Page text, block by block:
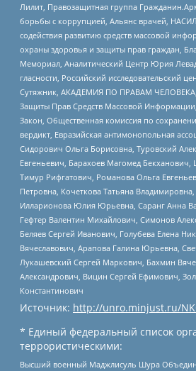
Лилит, Правозащитная группа
борьбы с коррупцией, Альянс врачей,
содействия развитию средств массовой
охраны здоровья и защиты прав граждан,
Мемориал, Аналитический Центр Юрия
гласности, Российский исследовательский
Сутяжник, АКАДЕМИЯ ПО ПРАВАМ ЧЕЛОВЕКА,
Защиты Прав Средств Массовой
Закон, Общественная комиссия по
вердикт, Евразийская антимонопольная
Сидорович Ольга Борисовна, Туровский
Евгеньевич, Барахоев Магомед
Тимур Рифгатович, Романова Ольга
Петровна, Кочеткова Татьяна
Илларионова Юлия Юрьевна, Саранг Анна
Гефтер Валентин Михайлович, Симонов
Беляев Сергей Иванович, Голубева Елена
Вячеславович, Арапова Галина Юрьевна,
Лукашевский Сергей Маркович, Бахмин
Александрович, Вицин Сергей Ефимович,
Константинович
Источник: http://unro.minjust.ru/
* Единый федеральный список
террористическими:
Высший военный Маджлисуль Шура